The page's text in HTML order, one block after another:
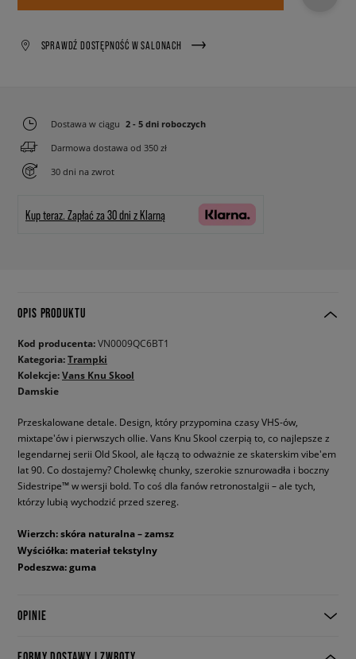
SPRAWDŹ DOSTĘPNOŚĆ W SALONACH
Dostawa w ciągu 2 - 5 dni roboczych
Darmowa dostawa od 350 zł
30 dni na zwrot
Kup teraz. Zapłać za 30 dni z Klarną
OPIS PRODUKTU
Kod producenta:VN0009QC6BT1
Kategoria:Trampki
Kolekcje:Vans Knu Skool
Damskie
Przeskalowane detale. Design, który przypomina czasy VHS-ów,
mixtape'ów i pierwszych ollie. Vans Knu Skool czerpią to, co najlepsze z
legendarnej serii Old Skool, ale łączą to odważnie ze skaterskim vibe'em
lat 90. Co dostajemy? Cholewkę chunky, szerokie sznurowadła i boczny
Sidestripe™ w wersji bold. To coś dla fanów retronostalgii – ale tych,
którzy lubią wychodzić przed szereg.
Wierzch: skóra naturalna – zamsz
Wyściółka: materiał tekstylny
Podeszwa: guma
OPINIE